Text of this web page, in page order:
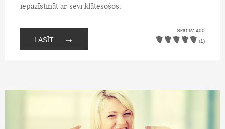
iepazīstināt ar sevi klātesošos.
LASĪT →
Skatīts: 400
(1)